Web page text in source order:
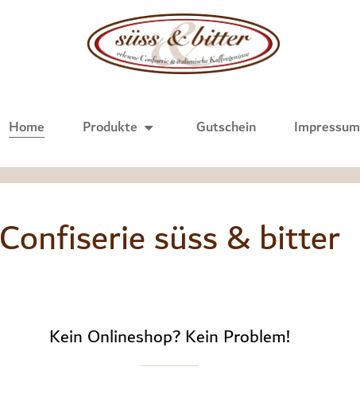
Home Pro­duk­te Gut­schein Impres­sum
Con­fi­se­rie süss & bit­ter
Kein Online­shop? Kein Pro­blem!